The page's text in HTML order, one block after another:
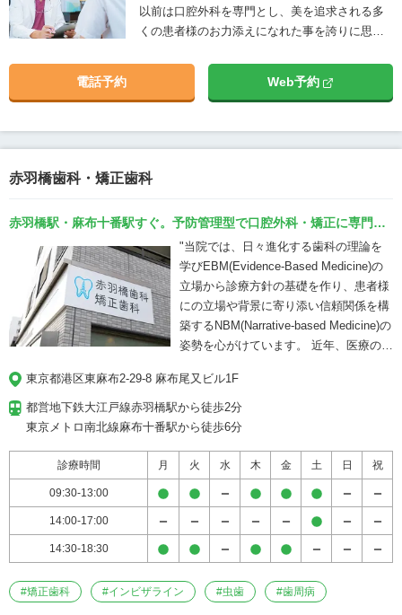
態を立体的に撮影する技術や装置です。
従来のレントゲン写真と異なり、3次元
め、歯や顎の骨の状態をより精密に診断
することができます。 当院のポイント
レーブ(高圧蒸気滅菌器）を使っての滅菌
処理や口腔バキュームを導入し感染対策
は当院までご相談ください。カウンセリ
ング・画像検査費用は無料です。
以前は口腔外科を専門とし、美を追求される多
くの患者様のお力添えになれた事を誇りに思っ
矯正を主としていますが、口腔外科で培った技
術と知識を大いに役立て、患者様１人１人が笑
ていただきます。幅広い分野の治療と最高の結
果を出せる体制を整えてお待しておりますの
で、ぜひ一度治療の相談にいらしてください。
電話予約 Web予約
赤羽橋歯科・矯正歯科
東京都港区東麻布2-29-8 麻布尾又ビル1F
都営地下鉄大江戸線赤羽橋駅から徒歩2分
東京メトロ南北線麻布十番駅から徒歩6分
診療時間 月 火 水 木 金 土 日 祝
09:30-13:00
14:00-17:00
14:30-18:30
#矯正歯科 #インビザライン #虫歯 #歯周病
赤羽橋駅・麻布十番駅すぐ。予防管理型で口腔外科・矯正に専門性
のある歯科医師在籍の歯科医院。"当院では、日々進化する歯科の理論を
学びEBM(Evidence-Based Medicine)の
立場から診療方針の基礎を作り、患者様
にの立場や背景に寄り添い信頼関係を構
築するNBM(Narrative-based Medicine)の
姿勢を心がけています。 近年、医療の現
す。EBMとは、根拠に基づいた治療とい
われ歯科医師の個人的な観や経験ではな
く根拠(データ)に基づいた治療を行うと
すぐに始めるのではなくまず必ず検査を
行い、治療介入を必要最小限に抑えるこ
とを大事にしています。しかし患者様の
中には、すぐに治療介入を求める方もい
らっしゃるため、患者様の立場を理解し
ながら納得感をもって診療を行うために
対話をするように心がけています。 また
当院では、精密な治療を行うための歯科